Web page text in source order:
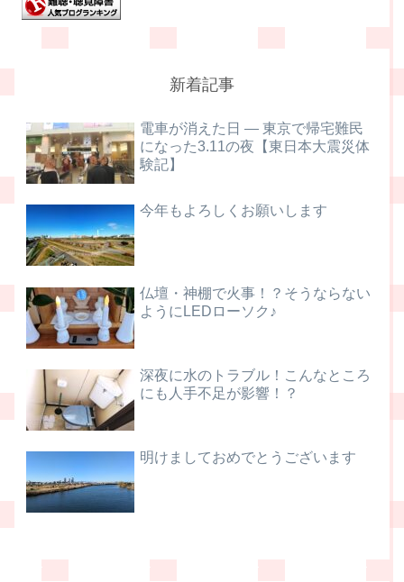
新着記事
電車が消えた日 ― 東京で帰宅難民
になった3.11の夜【東日本大震災体
験記】
今年もよろしくお願いします
仏壇・神棚で火事！？そうならない
ようにLEDローソク♪
深夜に水のトラブル！こんなところ
にも人手不足が影響！？
明けましておめでとうございます